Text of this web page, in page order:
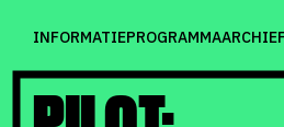
INFORMATIEPROGRAMMA